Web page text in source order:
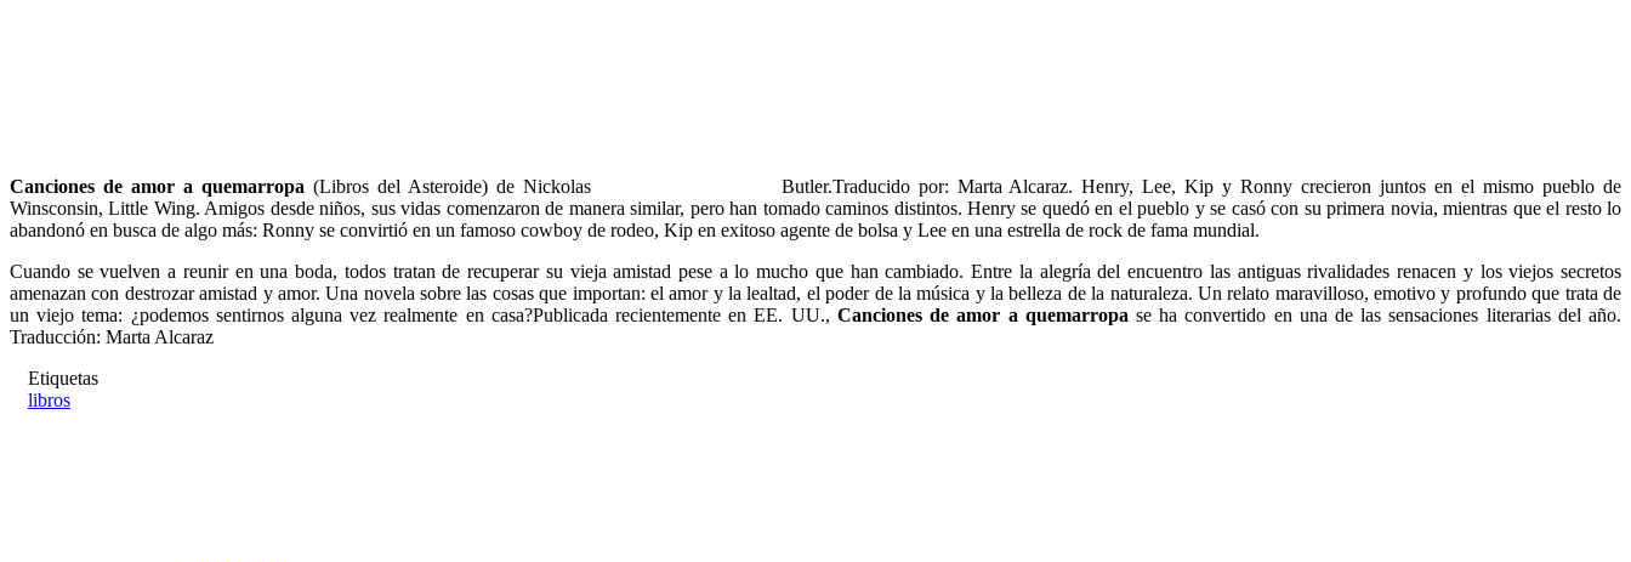
Canciones de amor a quemarropa (Libros del Asteroide) de Nickolas
Butler.Traducido por: Marta Alcaraz. Henry, Lee, Kip y Ronny crecieron juntos en el mismo pueblo de
Winsconsin, Little Wing. Amigos desde niños, sus vidas comenzaron de manera similar, pero han tomado caminos distintos. Henry se quedó en el pueblo y se casó con su primera novia, mientras que el resto lo
abandonó en busca de algo más: Ronny se convirtió en un famoso cowboy de rodeo, Kip en exitoso agente de bolsa y Lee en una estrella de rock de fama mundial.
Cuando se vuelven a reunir en una boda, todos tratan de recuperar su vieja amistad pese a lo mucho que han cambiado. Entre la alegría del encuentro las antiguas rivalidades renacen y los viejos secretos
amenazan con destrozar amistad y amor. Una novela sobre las cosas que importan: el amor y la lealtad, el poder de la música y la belleza de la naturaleza. Un relato maravilloso, emotivo y profundo que trata de
un viejo tema: ¿podemos sentirnos alguna vez realmente en casa?Publicada recientemente en EE. UU., Canciones de amor a quemarropa se ha convertido en una de las sensaciones literarias del año.
Traducción: Marta Alcaraz
Etiquetas
libros